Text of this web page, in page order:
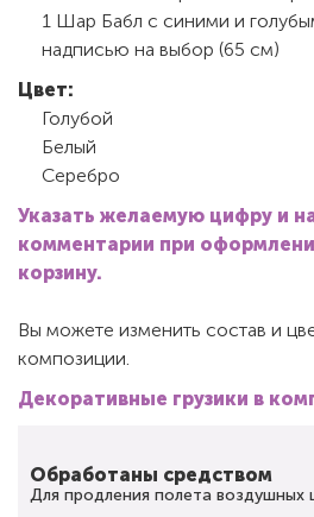
1 Шар Бабл с синими и
надписью на выбор (65 см)
Цвет:
Голубой
Белый
Серебро
Указать желаемую цифру и
комментарии при
корзину.
Вы можете изменить состав и
композиции.
Декоративные грузики в
Обработаны средством
Для продления полета воздушных